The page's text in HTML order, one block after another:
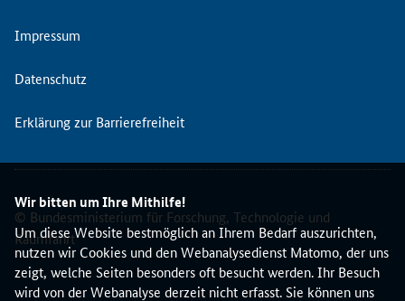
Wir bitten um Ihre Mithilfe!
Um diese Website bestmöglich an Ihrem Bedarf auszurichten,
nutzen wir Cookies und den Webanalysedienst Matomo, der uns
zeigt, welche Seiten besonders oft besucht werden. Ihr Besuch
wird von der Webanalyse derzeit nicht erfasst. Sie können uns
s
i
l
e
e
c
h
n
o
Impressum
Datenschutz
Erklärung zur Barrierefreiheit
© Bundesministerium für Forschung, Technologie und
Raumfahrt